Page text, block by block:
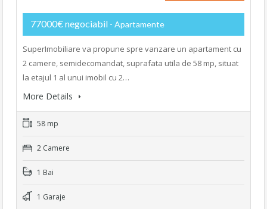
77000€ negociabil - Apartamente
SuperImobiliare va propune spre vanzare un apartament cu
2 camere, semidecomandat, suprafata utila de 58 mp, situat
la etajul 1 al unui imobil cu 2…
More Details
58 mp
2 Camere
1 Bai
1 Garaje